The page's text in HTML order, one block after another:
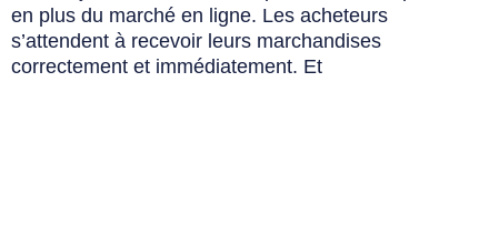
en plus du marché en ligne. Les acheteurs
s’attendent à recevoir leurs marchandises
correctement et immédiatement. Et